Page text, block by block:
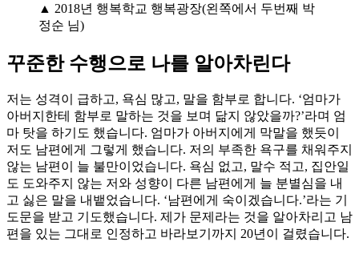
▲ 2018년 행복학교 행복광장(왼쪽에서 두번째 박
정순 님)
꾸준한 수행으로 나를 알아차린다
저는 성격이 급하고, 욕심 많고, 말을 함부로 합니다. ‘엄마가
아버지한테 함부로 말하는 것을 보며 닮지 않았을까?’라며 엄
마 탓을 하기도 했습니다. 엄마가 아버지에게 막말을 했듯이
저도 남편에게 그렇게 했습니다. 저의 부족한 욕구를 채워주지
않는 남편이 늘 불만이었습니다. 욕심 없고, 말수 적고, 집안일
도 도와주지 않는 저와 성향이 다른 남편에게 늘 분별심을 내
고 싫은 말을 내뱉었습니다. ‘남편에게 숙이겠습니다.’라는 기
도문을 받고 기도했습니다. 제가 문제라는 것을 알아차리고 남
편을 있는 그대로 인정하고 바라보기까지 20년이 걸렸습니다.